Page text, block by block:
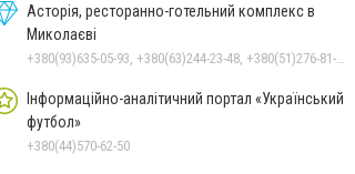
Асторія, ресторанно-готельний комплекс в
Миколаєві
Інформаційно-аналітичний портал «Український
футбол»
+380(44)570-62-50